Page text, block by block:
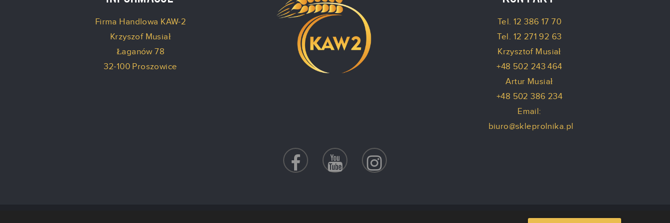
Firma Handlowa KAW-2
Krzyszof Musiał
Łaganów 78
32-100 Proszowice
Tel. 12 386 17 70
Tel. 12 271 92 63
Krzysztof Musiał
+48 502 243 464
Artur Musiał
+48 502 386 234
Email:
biuro@skleprolnika.pl